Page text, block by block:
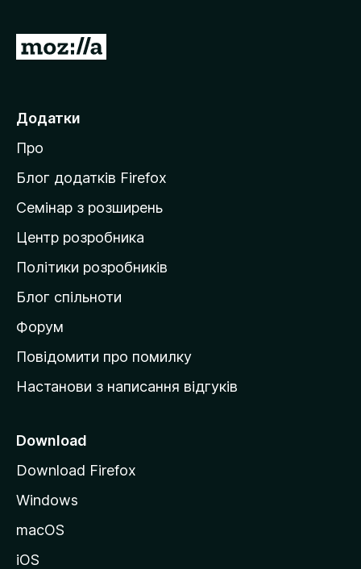
П
е
й
т
и
а
д
о
і
в
к
M
z
l
l
Додатки
Про
Блог додатків Firefox
Семінар з розширень
Центр розробника
Політики розробників
Блог спільноти
Форум
Повідомити про помилку
Настанови з написання відгуків
Download
Download Firefox
Windows
macOS
iOS